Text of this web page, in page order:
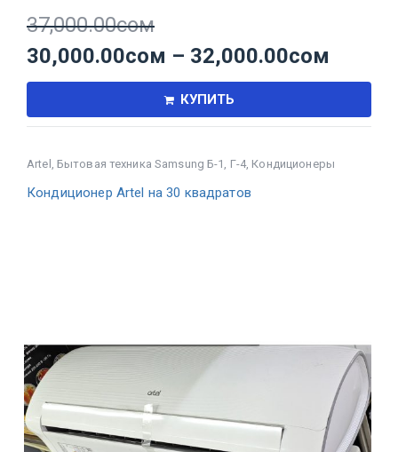
37,000.00сом
30,000.00сом – 32,000.00сом
КУПИТЬ
Artel Бытовая техника Samsung Б-1, Г-4, Кондиционеры
Кондиционер Artel на 30 квадратов